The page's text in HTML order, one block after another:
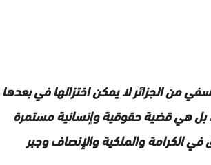
من الجزائر لا يمكن اختزالها في بعدها
بل هي قضية حقوقية وإنسانية مستمرة
الكرامة والملكية والإنصاف وجبر